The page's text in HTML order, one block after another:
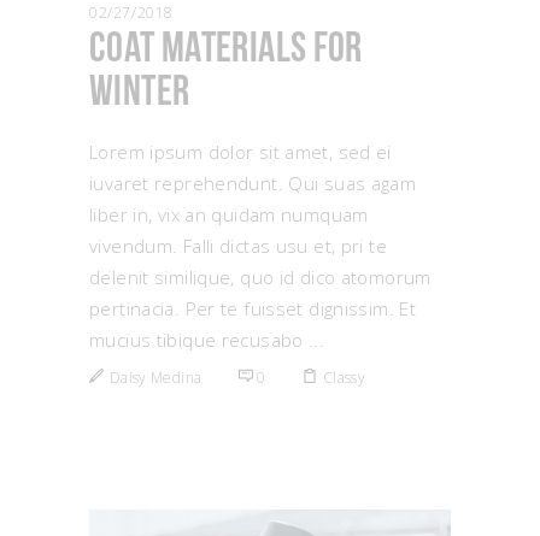
02/27/2018
Coat Materials for
Winter
Lorem ipsum dolor sit amet, sed ei
iuvaret reprehendunt. Qui suas agam
liber in, vix an quidam numquam
vivendum. Falli dictas usu et, pri te
delenit similique, quo id dico atomorum
pertinacia. Per te fuisset dignissim. Et
mucius tibique recusabo
Daisy Medina 0 Classy